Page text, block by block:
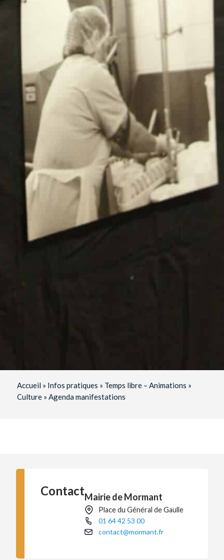
Accueil » Infos pratiques » Temps libre – Animations »
Culture» Agenda manifestations
ContactMairie de Mormant
Place du Général de Gaulle
01 64 42 53 00
contact@mormant.fr